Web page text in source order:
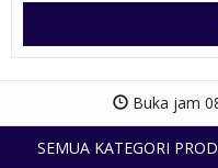
Buka jam
SEMUA KATEGORI